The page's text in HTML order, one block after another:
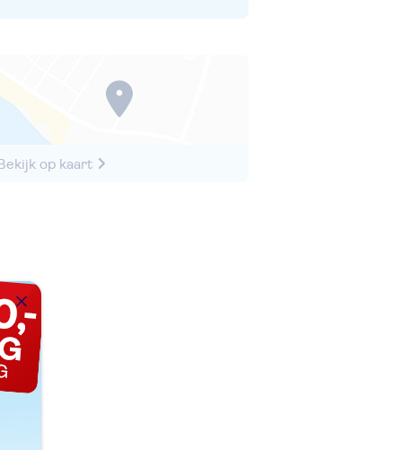
Bekijk op kaart